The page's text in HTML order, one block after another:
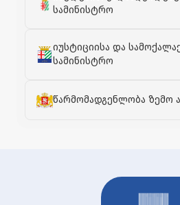
სამინისტრო
იუსტიციისა და
სამინისტრო
წარმომადგენლობა ზემო
განახლება
მადლობა გადავუხადო
კიდევ უფრო მეტად
განვითარდება", -
შეხვედრას აფხაზეთის
საქართველოს
ტერიტორიული